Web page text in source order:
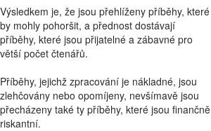
Výsledkem je, že jsou přehlíženy příběhy, které
by mohly pohoršit, a přednost dostávají
příběhy, které jsou přijatelné a zábavné pro
větší počet čtenářů.
Příběhy, jejichž zpracování je nákladné, jsou
zlehčovány nebo opomíjeny, nevšímavě jsou
přecházeny také ty příběhy, které jsou finančně
riskantní.